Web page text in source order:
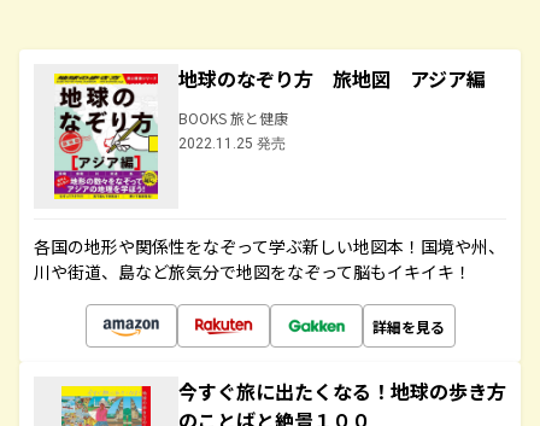
地球のなぞり方 旅地図 アジア編
BOOKS 旅と健康
2022.11.25 発売
各国の地形や関係性をなぞって学ぶ新しい地図本！国境や州、
川や街道、島など旅気分で地図をなぞって脳もイキイキ！
詳細を見る
今すぐ旅に出たくなる！地球の歩き方
のことばと絶景１００